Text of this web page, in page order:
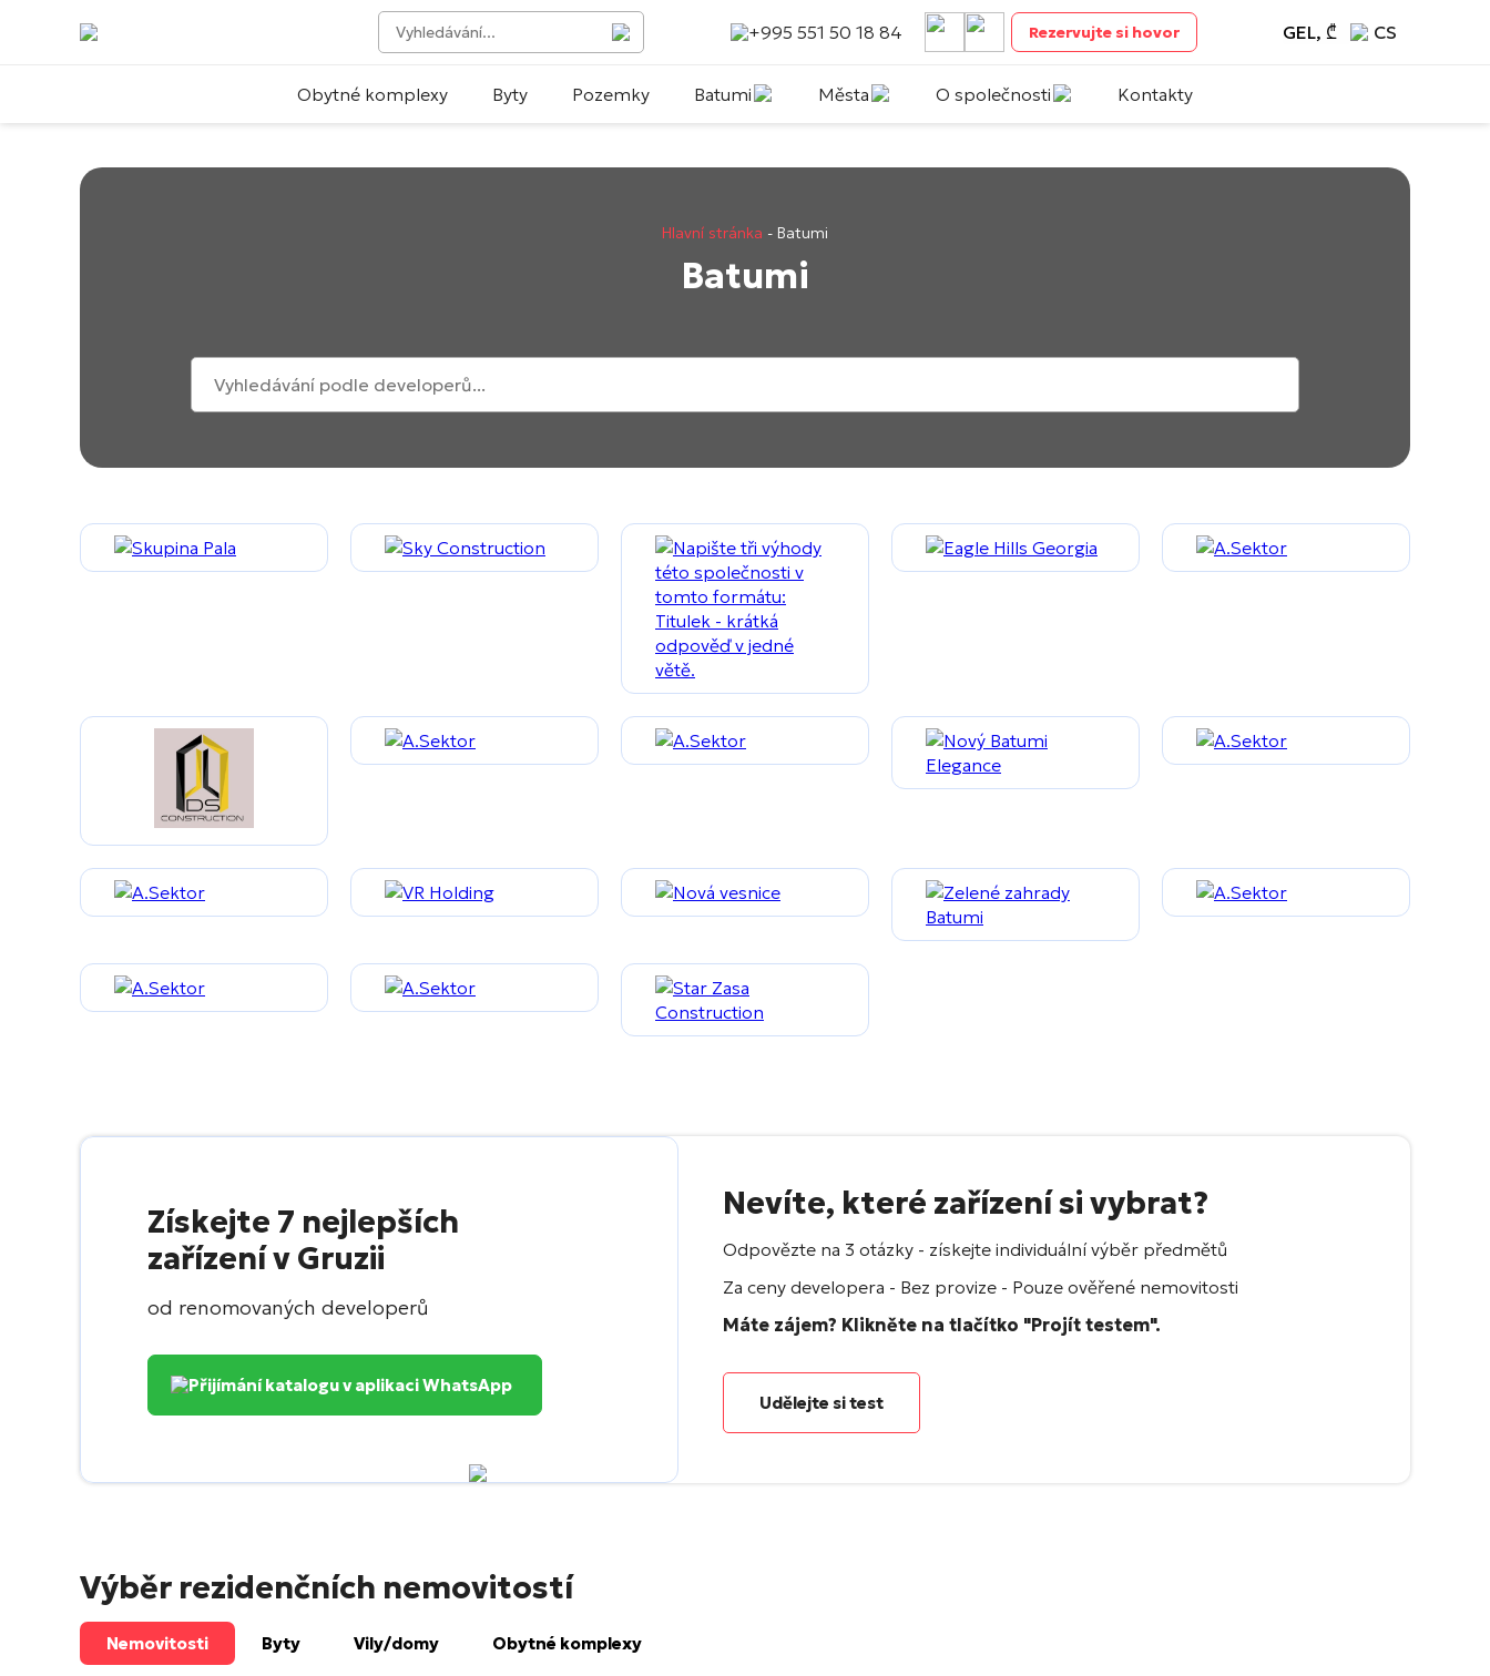
+995 551 50 18 84 Rezervujte si hovor GEL, ₾ CS
Obytné komplexy Byty Pozemky Batumi Města O společnosti Kontakty
Hlavní stránka - Batumi
Batumi
Získejte 7 nejlepších
zařízení v Gruzii
od renomovaných developerů
Přijímání katalogu v aplikaci WhatsApp
Nevíte, které zařízení si vybrat?
Odpovězte na 3 otázky - získejte individuální výběr předmětů
Za ceny developera - Bez provize - Pouze ověřené nemovitosti
Máte zájem? Klikněte na tlačítko "Projít testem".
Udělejte si test
Výběr rezidenčních nemovitostí
Nemovitosti Byty Vily/domy Obytné komplexy